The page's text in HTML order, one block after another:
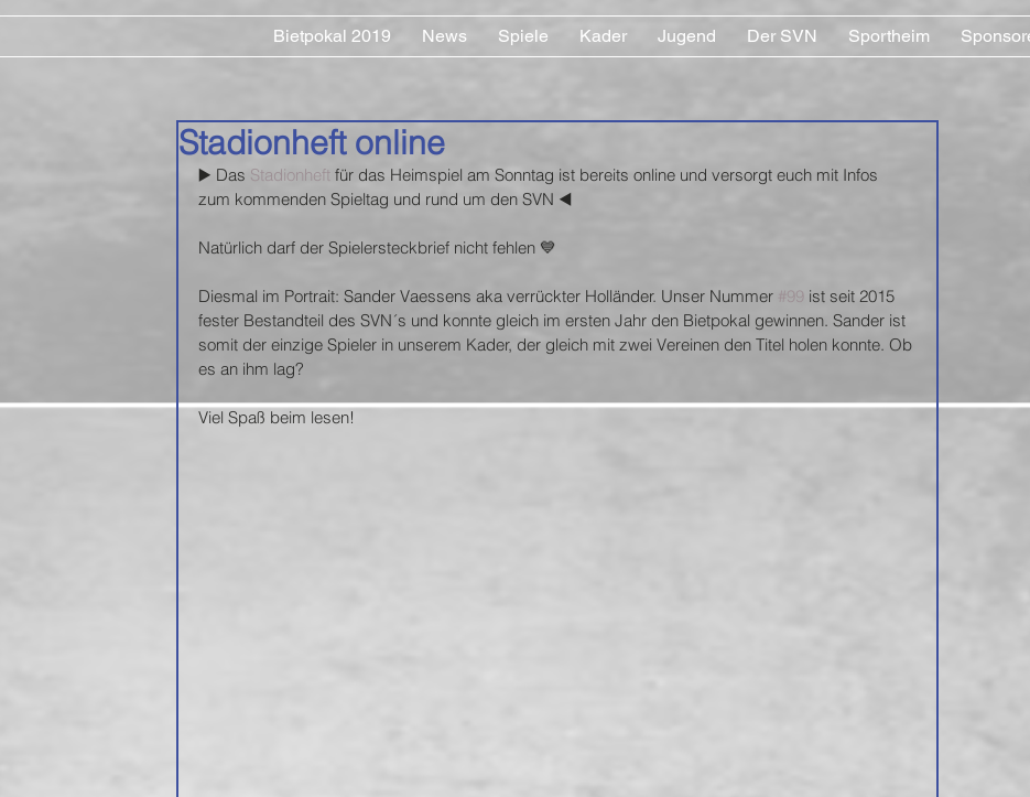
Bietpokal 2019 News Spiele Kader Jugend Der SVN Sportheim
Stadionheft online
▶️ Das Stadionheft für das Heimspiel am Sonntag ist bereits online und versorgt euch mit Infos
zum kommenden Spieltag und rund um den SVN ◀️
Natürlich darf der Spielersteckbrief nicht fehlen 💙
Diesmal im Portrait: Sander Vaessens aka verrückter Holländer. Unser Nummer #99 ist seit 2015
fester Bestandteil des SVN´s und konnte gleich im ersten Jahr den Bietpokal gewinnen. Sander ist
somit der einzige Spieler in unserem Kader, der gleich mit zwei Vereinen den Titel holen konnte. Ob
es an ihm lag?
Viel Spaß beim lesen!